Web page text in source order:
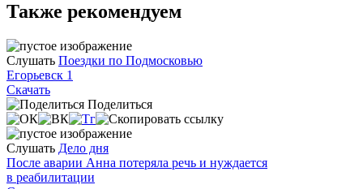
Также рекомендуем
Слушать Поездки по Подмосковью
Егорьевск 1
Скачать
Поделиться
Слушать Дело дня
После аварии Анна потеряла речь и нуждается
в реабилитации